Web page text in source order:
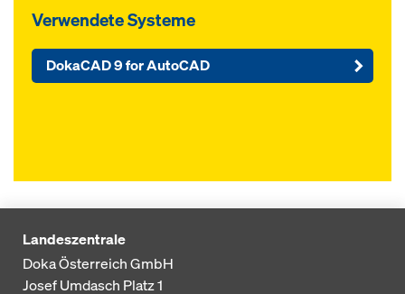
Verwendete Systeme
DokaCAD 9 for AutoCAD
Landeszentrale
Doka Österreich GmbH
Josef Umdasch Platz 1